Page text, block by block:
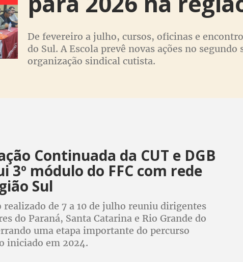
De fevereiro a julho, cursos, oficinas e
do Sul. A Escola prevê novas ações no
organização sindical cutista.
Continuada da CUT e DGB
3º módulo do FFC com rede
Sul
realizado de 7 a 10 de julho reuniu dirigentes
do Paraná, Santa Catarina e Rio Grande do
uma etapa importante do percurso
iniciado em 2024.